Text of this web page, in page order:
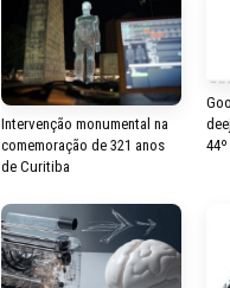
Intervenção monumental na
comemoração de 321 anos
de Curitiba
44º